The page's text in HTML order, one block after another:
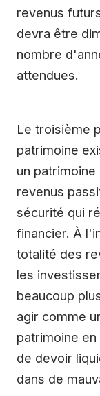
revenus
devra être
nombre
attendues.
Le troisième
patrimoine
un
revenus
sécurité qui
financier. À
totalité des
les
beaucoup
agir comme
patrimoine
de devoir
dans de